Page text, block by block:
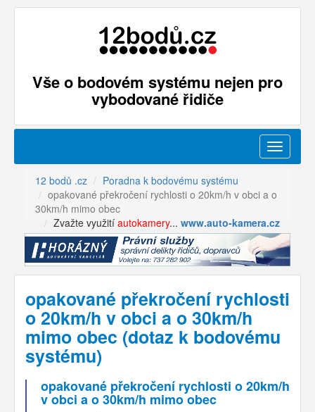
Vše o bodovém systému nejen pro
vybodované řidiče
Menu
12 bodů .cz
Poradna k bodovému systému
opakované překročení rychlosti o 20km/h v obci a o
30km/h mimo obec
Zvažte využití autokamery... www.auto-kamera.cz
opakované překročení rychlosti
o 20km/h v obci a o 30km/h
mimo obec (dotaz k bodovému
systému)
opakované překročení rychlosti o 20km/h
v obci a o 30km/h mimo obec